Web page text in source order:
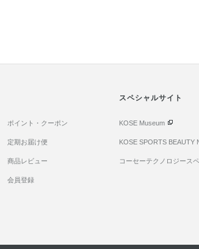
ポイント・クーポン
定期お届け便
商品レビュー
会員登録
スペシャルサイト
KOSE Museum
KOSE SPORTS BEAUTY
コーセーテクノロジース